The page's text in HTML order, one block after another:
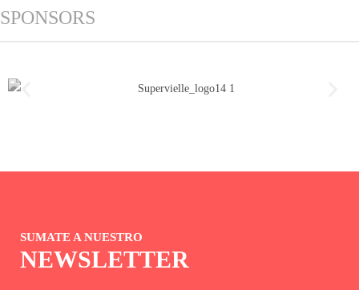
SPONSORS
SUMATE A NUESTRO
NEWSLETTER